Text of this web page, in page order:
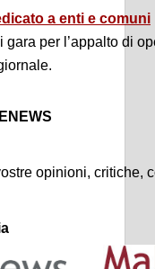
a enti e comuni
per l’appalto di
opinioni, critiche,